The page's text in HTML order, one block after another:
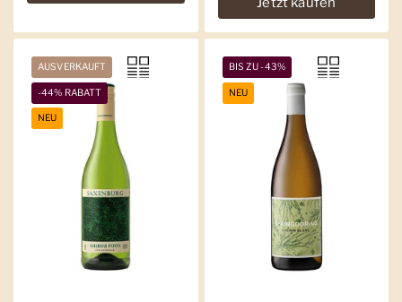
AUSVERKAUFT
-44% RABATT
NEU
BIS ZU -43%
NEU